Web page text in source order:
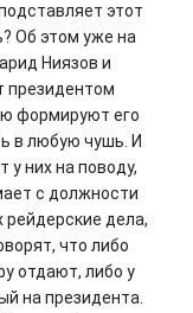
этот
Об этом уже на
Ниязов и
президентом
формируют его
в любую чушь. И
у них на поводу,
с должности
дела,
что либо
отдают, либо у
на президента.